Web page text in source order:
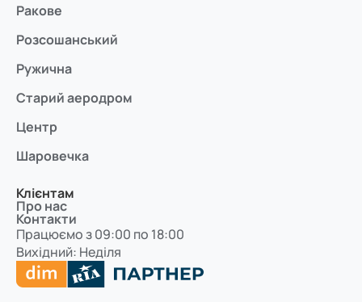
Ракове
Розсошанський
Ружична
Старий аеродром
Центр
Шаровечка
Клієнтам
Про нас
Контакти
Працюємо з 09:00 по 18:00
Вихідний: Неділя